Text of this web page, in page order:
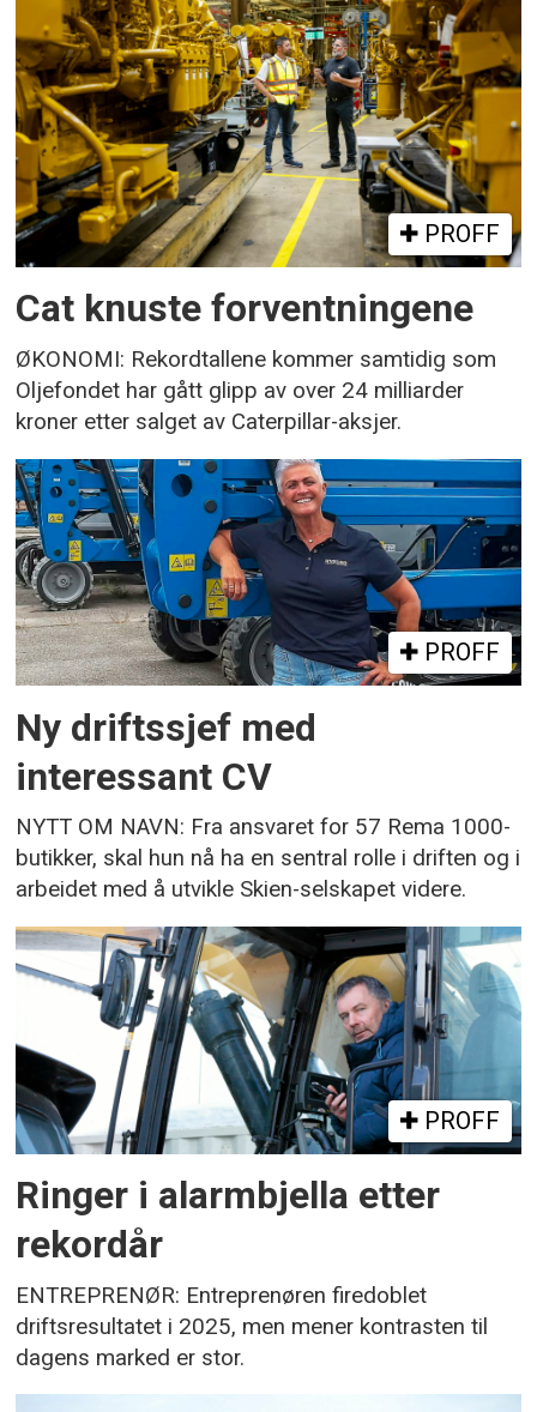
PROFF
Cat knuste forventningene
ØKONOMI: Rekordtallene kommer samtidig som
Oljefondet har gått glipp av over 24 milliarder
kroner etter salget av Caterpillar-aksjer.
PROFF
Ny driftssjef med
interessant CV
NYTT OM NAVN: Fra ansvaret for 57 Rema 1000-
butikker, skal hun nå ha en sentral rolle i driften og i
arbeidet med å utvikle Skien-selskapet videre.
PROFF
Ringer i alarmbjella etter
rekordår
ENTREPRENØR: Entreprenøren firedoblet
driftsresultatet i 2025, men mener kontrasten til
dagens marked er stor.